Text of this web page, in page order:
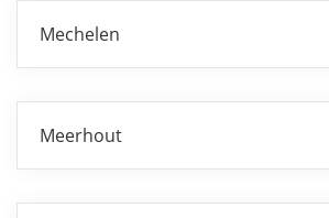
Mechelen
Meerhout